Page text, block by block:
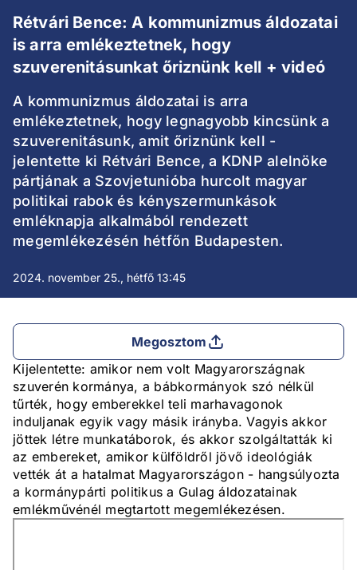
Rétvári Bence: A kommunizmus áldozatai
is arra emlékeztetnek, hogy
szuverenitásunkat őriznünk kell + videó
A kommunizmus áldozatai is arra
emlékeztetnek, hogy legnagyobb kincsünk a
szuverenitásunk, amit őriznünk kell -
jelentette ki Rétvári Bence, a KDNP alelnöke
pártjának a Szovjetunióba hurcolt magyar
politikai rabok és kényszermunkások
emléknapja alkalmából rendezett
megemlékezésén hétfőn Budapesten.
2024. november 25., hétfő 13:45
Megosztom
Kijelentette: amikor nem volt Magyarországnak
szuverén kormánya, a bábkormányok szó nélkül
tűrték, hogy emberekkel teli marhavagonok
induljanak egyik vagy másik irányba. Vagyis akkor
jöttek létre munkatáborok, és akkor szolgáltatták ki
az embereket, amikor külföldről jövő ideológiák
vették át a hatalmat Magyarországon - hangsúlyozta
a kormánypárti politikus a Gulag áldozatainak
emlékművénél megtartott megemlékezésen.